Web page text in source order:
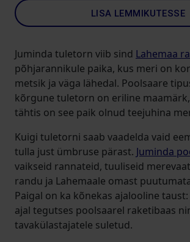
LISA LEMMIKUTESSE
Juminda tuletorn viib sind Lahemaa
põhjarannikule paika, kus meri on
metsik ja väga lähedal. Poolsaare
kõrgune tuletorn on eriline
tähtis on see paik olnud teejuhina
Kuigi tuletorni saab vaadelda vaid
tulla just ümbruse pärast. Juminda
vaikseid rannateid, tuuliseid
randu ja Lahemaale omast
Paigal on ka kõnekas ajalooline
ajal tegutses poolsaarel raketibaas
tavakülastajatele suletud.